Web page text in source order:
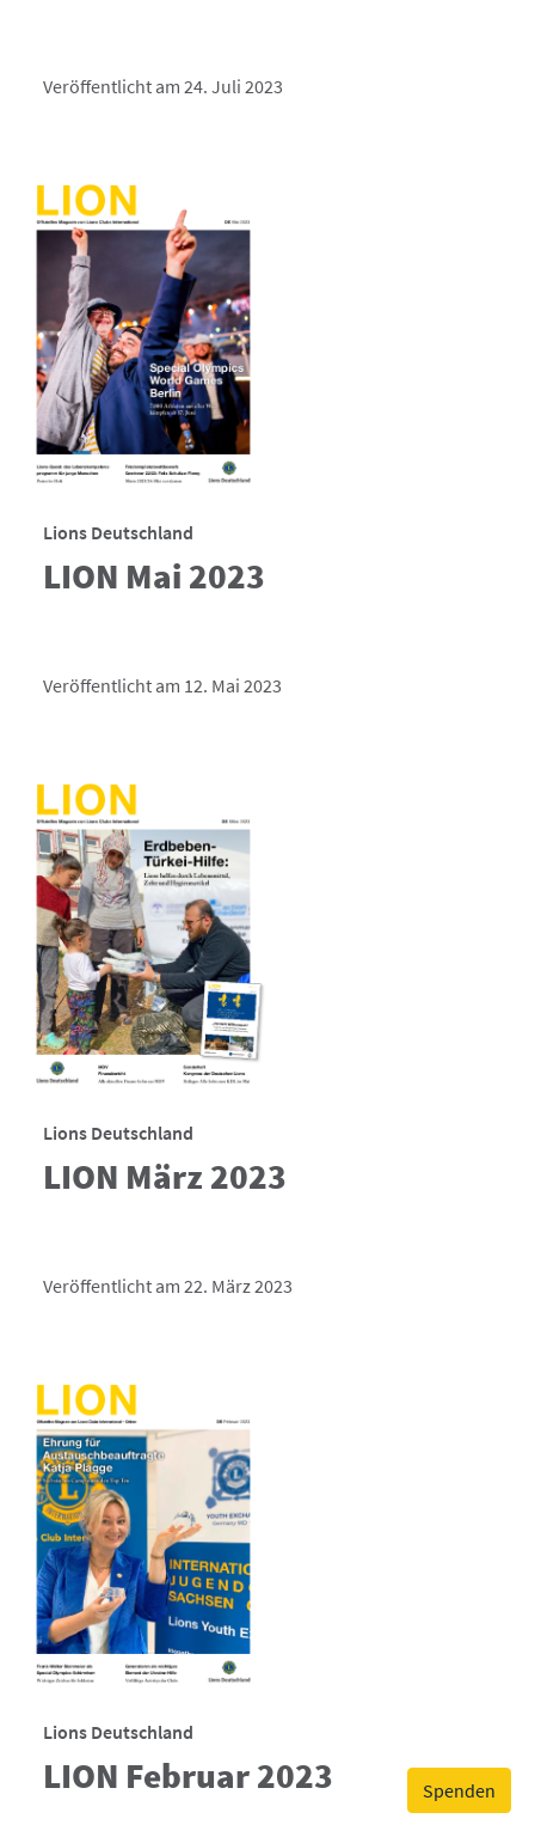
Spenden
Veröffentlicht am 24. Juli 2023
Lions Deutschland
LION Mai 2023
Veröffentlicht am 12. Mai 2023
Lions Deutschland
LION März 2023
Veröffentlicht am 22. März 2023
Lions Deutschland
LION Februar 2023